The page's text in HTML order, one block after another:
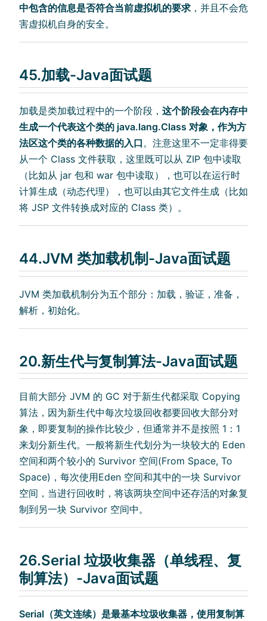
中包含的信息是否符合当前虚拟机的要求 ，并且不会危
害虚拟机自身的安全。
45.加载-Java面试题
加载是类加载过程中的一个阶段， 这个阶段会在内存中
生成一个代表这个类的 java.lang.Class 对象，作为方
法区这个类的各种数据的入口 。注意这里不一定非得要
从一个 Class 文件获取，这里既可以从 ZIP 包中读取
（比如从 jar 包和 war 包中读取），也可以在运行时
计算生成（动态代理），也可以由其它文件生成（比如
将 JSP 文件转换成对应的 Class 类）。
44.JVM 类加载机制-Java面试题
JVM 类加载机制分为五个部分：加载，验证，准备，
解析，初始化。
20.新生代与复制算法-Java面试题
目前大部分 JVM 的 GC 对于新生代都采取 Copying
算法，因为新生代中每次垃圾回收都要回收大部分对
象，即要复制的操作比较少，但通常并不是按照 1：1
来划分新生代。一般将新生代划分为一块较大的 Eden
空间和两个较小的 Survivor 空间(From Space, To
Space)，每次使用Eden 空间和其中的一块 Survivor
空间，当进行回收时，将该两块空间中还存活的对象复
制到另一块 Survivor 空间中。
26.Serial 垃圾收集器（单线程、复
制算法）-Java面试题
Serial（英文连续）是最基本垃圾收集器，使用复制算